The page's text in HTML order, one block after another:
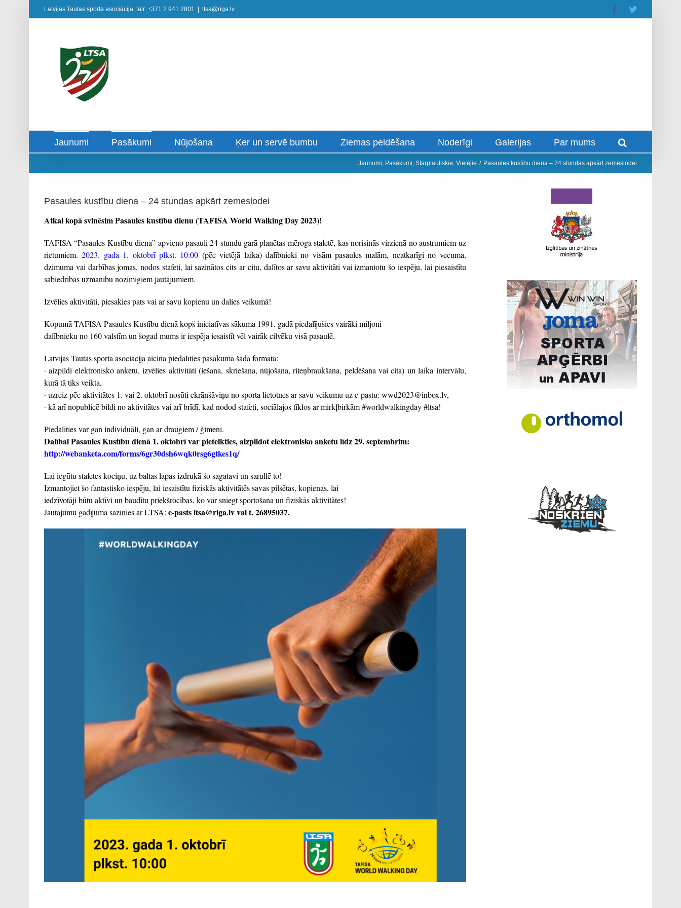
Latvijas Tautas sporta asociācija, tālr. +371 2 941 2801 ltsa@riga.lv Facebook
Jaunumi Pasākumi Nūjošana Ķer un servē bumbu Ziemas peldēšana Noderīgi Galerijas Par mums
Jaunumi, Pasākumi, Starptautiskie, Vietējie / Pasaules kustību diena – 24 stundas apkārt zemeslodei
Pasaules kustību diena – 24 stundas apkārt zemeslodei
Atkal kopā svinēsim Pasaules kustību dienu (TAFISA World Walking Day 2023)!
TAFISA “Pasaules Kustību diena” apvieno pasauli 24 stundu garā planētas mēroga stafetē, kas norisinās virzienā no austrumiem uz
rietumiem.2023. gada 1. oktobrī plkst. 10:00 (pēc vietējā laika) dalībnieki no visām pasaules malām, neatkarīgi no vecuma,
dzimuma vai darbības jomas, nodos stafeti, lai sazinātos cits ar citu, dalītos ar savu aktivitāti vai izmantotu šo iespēju, lai piesaistītu
sabiedrības uzmanību nozīmīgiem jautājumiem.
Izvēlies aktivitāti, piesakies pats vai ar savu kopienu un dalies veikumā!
Kopumā TAFISA Pasaules Kustību dienā kopš iniciatīvas sākuma 1991. gadā piedalījušies vairāki miljoni
dalībnieku no 160 valstīm un šogad mums ir iespēja iesaistīt vēl vairāk cilvēku visā pasaulē.
Latvijas Tautas sporta asociācija aicina piedalīties pasākumā šādā formātā:
· aizpildi elektronisko anketu, izvēlies aktivitāti (iešana, skriešana, nūjošana, riteņbraukšana, peldēšana vai cita) un laika intervālu,
kurā tā tiks veikta,
· uzreiz pēc aktivitātes 1. vai 2. oktobrī nosūti ekrānšāviņu no sporta lietotnes ar savu veikumu uz e-pastu: wwd2023@inbox.lv,
· kā arī nopublicē bildi no aktivitātes vai arī brīdī, kad nodod stafeti, sociālajos tīklos ar mirkļbirkām #worldwalkingday #ltsa!
Piedalīties var gan individuāli, gan ar draugiem / ģimeni.
Dalībai Pasaules Kustību dienā 1. oktobrī var pieteikties, aizpildot elektronisko anketu līdz 29. septembrim:
http://webanketa.com/forms/6gr30dsh6wqk0rsg6gtkes1q/
Lai iegūtu stafetes kociņu, uz baltas lapas izdrukā šo sagatavi un sarullē to!
Izmantojiet šo fantastisko iespēju, lai iesaistītu fiziskās aktivitātēs savas pilsētas, kopienas, lai
iedzīvotāji būtu aktīvi un baudītu priekšrocības, ko var sniegt sportošana un fiziskās aktivitātes!
Jautājumu gadījumā sazinies ar LTSA: e-pasts ltsa@riga.lv vai t. 26895037.